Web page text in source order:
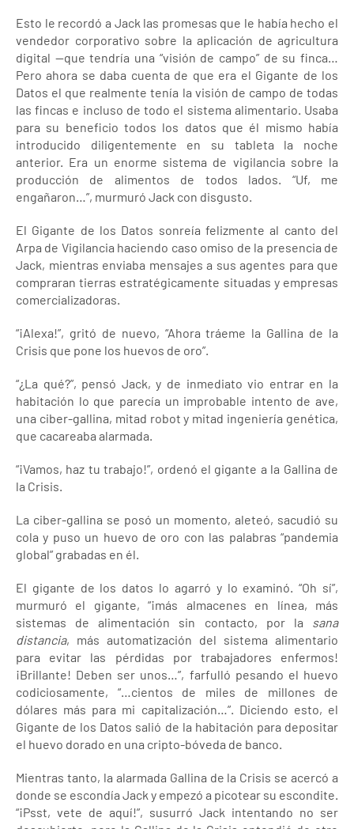
Esto le recordó a Jack las promesas que le había hecho el
vendedor corporativo sobre la aplicación de agricultura
digital —que tendría una “visión de campo” de su finca…
Pero ahora se daba cuenta de que era el Gigante de los
Datos el que realmente tenía la visión de campo de todas
las fincas e incluso de todo el sistema alimentario. Usaba
para su beneficio todos los datos que él mismo había
introducido diligentemente en su tableta la noche
anterior. Era un enorme sistema de vigilancia sobre la
producción de alimentos de todos lados. “Uf, me
engañaron…”, murmuró Jack con disgusto.
El Gigante de los Datos sonreía felizmente al canto del
Arpa de Vigilancia haciendo caso omiso de la presencia de
Jack, mientras enviaba mensajes a sus agentes para que
compraran tierras estratégicamente situadas y empresas
comercializadoras.
“¡Alexa!”, gritó de nuevo, “Ahora tráeme la Gallina de la
Crisis que pone los huevos de oro”.
“¿La qué?”, pensó Jack, y de inmediato vio entrar en la
habitación lo que parecía un improbable intento de ave,
una ciber-gallina, mitad robot y mitad ingeniería genética,
que cacareaba alarmada.
“¡Vamos, haz tu trabajo!”, ordenó el gigante a la Gallina de
la Crisis.
La ciber-gallina se posó un momento, aleteó, sacudió su
cola y puso un huevo de oro con las palabras “pandemia
global” grabadas en él.
El gigante de los datos lo agarró y lo examinó. “Oh sí”,
murmuró el gigante, “¡más almacenes en línea, más
sistemas de alimentación sin contacto, por la sana
distancia, más automatización del sistema alimentario
para evitar las pérdidas por trabajadores enfermos!
¡Brillante! Deben ser unos…”, farfulló pesando el huevo
codiciosamente, “…cientos de miles de millones de
dólares más para mi capitalización…”. Diciendo esto, el
Gigante de los Datos salió de la habitación para depositar
el huevo dorado en una cripto-bóveda de banco.
Mientras tanto, la alarmada Gallina de la Crisis se acercó a
donde se escondía Jack y empezó a picotear su escondite.
“¡Psst, vete de aquí!”, susurró Jack intentando no ser